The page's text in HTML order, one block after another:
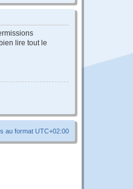
lire tout le
au format UTC+02:00